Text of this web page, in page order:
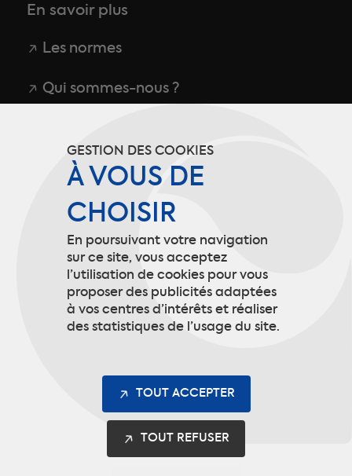
En savoir plus
Les normes
Qui sommes-nous ?
Politique de confidentialité
Mentions légales
Gestion des cookies
Contact
info@codupal.fr
GESTION DES COOKIES
À VOUS DE
CHOISIR
En poursuivant votre navigation
sur ce site, vous acceptez
l’utilisation de cookies pour vous
proposer des publicités adaptées
à vos centres d’intérêts et réaliser
des statistiques de l’usage du site.
TOUT ACCEPTER
TOUT REFUSER